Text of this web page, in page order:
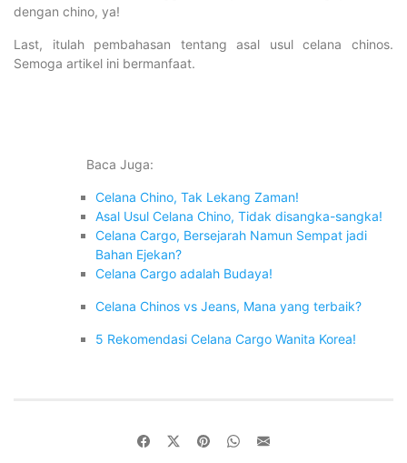
dengan chino, ya!
Last, itulah pembahasan tentang asal usul celana chinos.
Semoga artikel ini bermanfaat.
Baca Juga:
Celana Chino, Tak Lekang Zaman!
Asal Usul Celana Chino, Tidak disangka-sangka!
Celana Cargo, Bersejarah Namun Sempat jadi
Bahan Ejekan?
Celana Cargo adalah Budaya!
Celana Chinos vs Jeans, Mana yang terbaik?
5 Rekomendasi Celana Cargo Wanita Korea!